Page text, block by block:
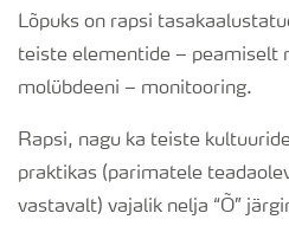
Lõpuks on rapsi
teiste elementide – peamiselt
molübdeeni – monitooring.
Rapsi, nagu ka teiste
praktikas (parimatele
vastavalt) vajalik nelja “Õ”